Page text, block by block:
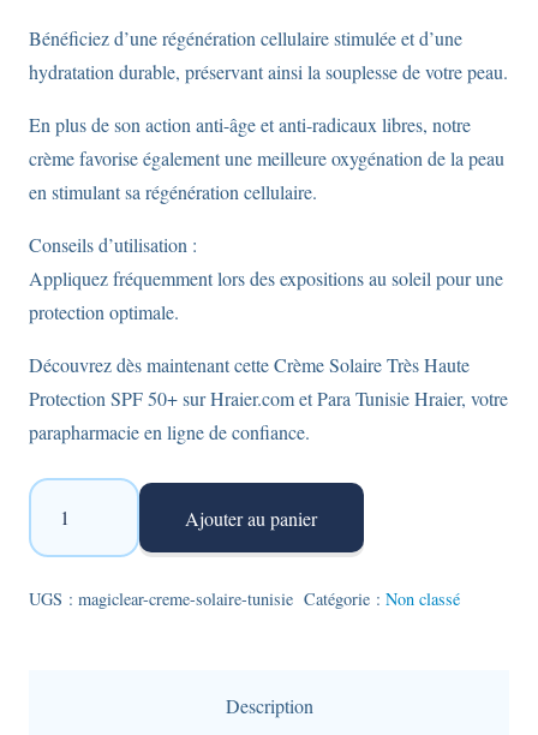
Bénéficiez d’une régénération cellulaire stimulée et d’une
hydratation durable, préservant ainsi la souplesse de votre peau.
En plus de son action anti-âge et anti-radicaux libres, notre
crème favorise également une meilleure oxygénation de la peau
en stimulant sa régénération cellulaire.
Conseils d’utilisation :
Appliquez fréquemment lors des expositions au soleil pour une
protection optimale.
Découvrez dès maintenant cette Crème Solaire Très Haute
Protection SPF 50+ sur Hraier.com et Para Tunisie Hraier, votre
parapharmacie en ligne de confiance.
quantité
Magiclear
-
Ajouter au panier
UGS : magiclear-creme-solaire-tunisie Catégorie : Non classé
Description